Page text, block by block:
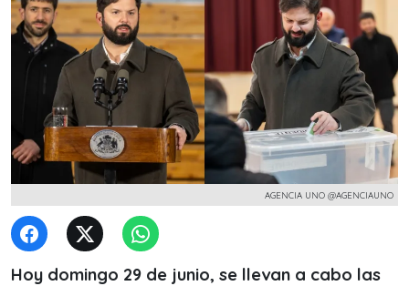
AGENCIA UNO @AGENCIAUNO
Hoy domingo 29 de junio, se llevan a cabo las